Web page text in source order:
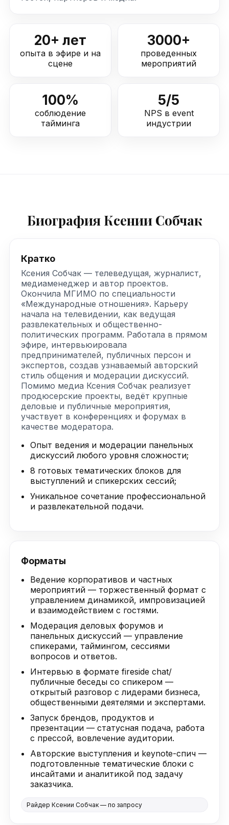
20+ лет
опыта в эфире и на
сцене
3000+
проведенных
мероприятий
100%
соблюдение
тайминга
5/5
NPS в event
индустрии
Биография Ксении Собчак
Кратко
Ксения Собчак — телеведущая, журналист,
медиаменеджер и автор проектов.
Окончила МГИМО по специальности
«Международные отношения». Карьеру
начала на телевидении, как ведущая
развлекательных и общественно-
политических программ. Работала в прямом
эфире, интервьюировала
предпринимателей, публичных персон и
экспертов, создав узнаваемый авторский
стиль общения и модерации дискуссий.
Помимо медиа Ксения Собчак реализует
продюсерские проекты, ведёт крупные
деловые и публичные мероприятия,
участвует в конференциях и форумах в
качестве модератора.
Опыт ведения и модерации панельных
дискуссий любого уровня сложности;
8 готовых тематических блоков для
выступлений и спикерских сессий;
Уникальное сочетание профессиональной
и развлекательной подачи.
Форматы
Ведение корпоративов и частных
мероприятий — торжественный формат с
управлением динамикой, импровизацией
и взаимодействием с гостями.
Модерация деловых форумов и
панельных дискуссий — управление
спикерами, таймингом, сессиями
вопросов и ответов.
Интервью в формате fireside chat/
публичные беседы со спикером —
открытый разговор с лидерами бизнеса,
общественными деятелями и экспертами.
Запуск брендов, продуктов и
презентации — статусная подача, работа
с прессой, вовлечение аудитории.
Авторские выступления и keynote-спич —
подготовленные тематические блоки с
инсайтами и аналитикой под задачу
заказчика.
Райдер Ксении Собчак — по запросу